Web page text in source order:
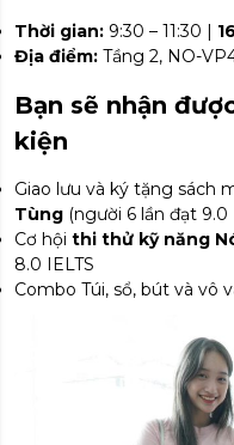
Thời gian: 9:30 – 11:30 |
Địa điểm: Tầng 2, NO-
Bạn sẽ nhận
kiện
Giao lưu và ký tặng sách
Tùng (người 6 lần đạt 9.0
Cơ hội thi thử kỹ năng
8.0 IELTS
Combo Túi, sổ, bút và vô